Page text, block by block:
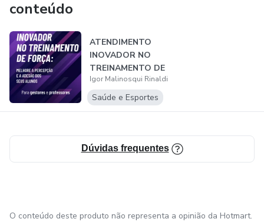
conteúdo
ATENDIMENTO
INOVADOR NO
TREINAMENTO DE
FORÇA: MELHORE
A PERC...
Igor Malinosqui Rinaldi
Saúde e Esportes
Dúvidas frequentes
O conteúdo deste produto não representa a opinião da Hotmart.